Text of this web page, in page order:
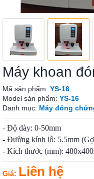
Máy khoan
Mã sản phẩm: YS-16
Model sản phẩm: YS-16
Danh mục: Máy đóng
- Độ dày: 0-50mm
- Đường kính lỗ: 5.5mm
- Kích thước (mm):
Giá: Liên hệ